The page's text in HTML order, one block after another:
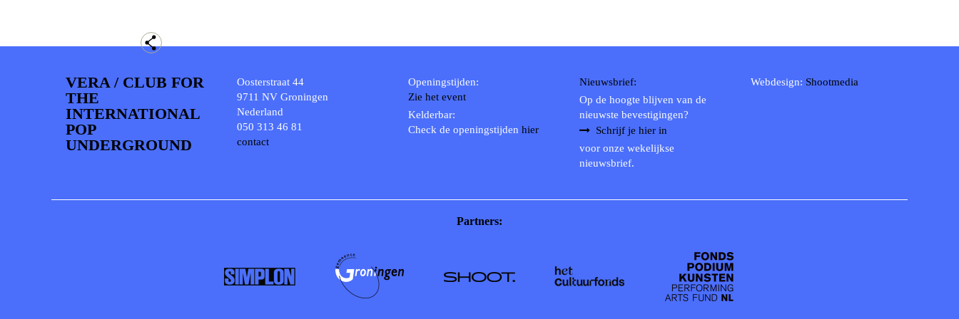
VERA / CLUB FOR
THE
INTERNATIONAL
POP
UNDERGROUND
Oosterstraat 44
9711 NV Groningen
Nederland
050 313 46 81
contact
Openingstijden:
Zie het event
Kelderbar:
Check de openingstijden hier
Nieuwsbrief:
Op de hoogte blijven van de
nieuwste bevestigingen?
Schrijf je hier in
voor onze wekelijkse
nieuwsbrief.
Webdesign: Shootmedia
Partners: